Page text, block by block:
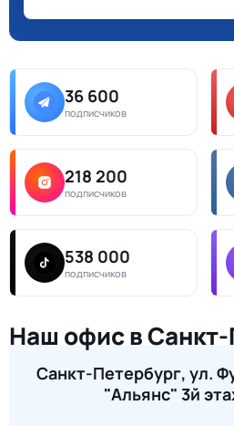
36 600
подписчиков
218 200
подписчиков
538 000
подписчиков
Наш офис в
Санкт-Петербург, ул.
"Альянс" 3й